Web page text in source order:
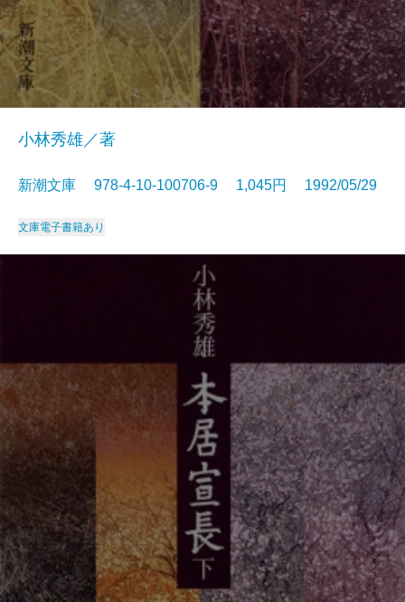
小林秀雄／著
新潮文庫 978-4-10-100706-9 1,045円 1992/05/29
文庫電子書籍あり